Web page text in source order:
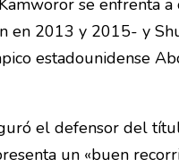
se enfrenta
en 2013 y 2015- y
estadounidense
el defensor del
un «buen